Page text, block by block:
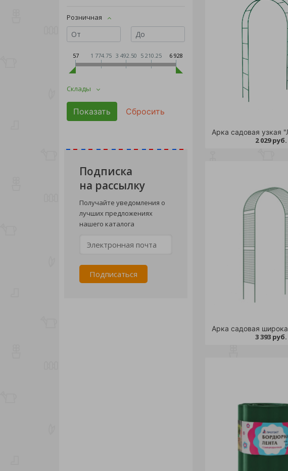
Розничная
57 1 774.75 3 492.50 5 210.25 6 928
Склады
Подписка
на рассылку
Получайте уведомления о
лучших предложениях
нашего каталога
Арка садовая узкая
2 029 руб.
Арка садовая
3 393 руб.